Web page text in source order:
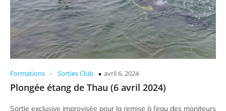
Formations - Sorties Club avril 6, 2024
Plongée étang de Thau (6 avril 2024)
Sortie exclusive improvisée pour la remise à l’eau des moniteurs